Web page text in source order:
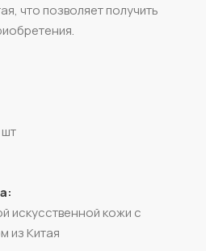
что позволяет получить
шт
искусственной кожи с
из Китая